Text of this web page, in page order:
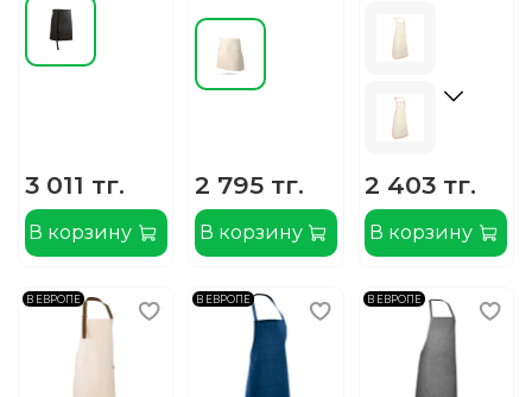
3 011 тг.
В корзину
2 795 тг.
В корзину
2 403 тг.
В корзину
В ЕВРОПЕ В ЕВРОПЕ В ЕВРОПЕ